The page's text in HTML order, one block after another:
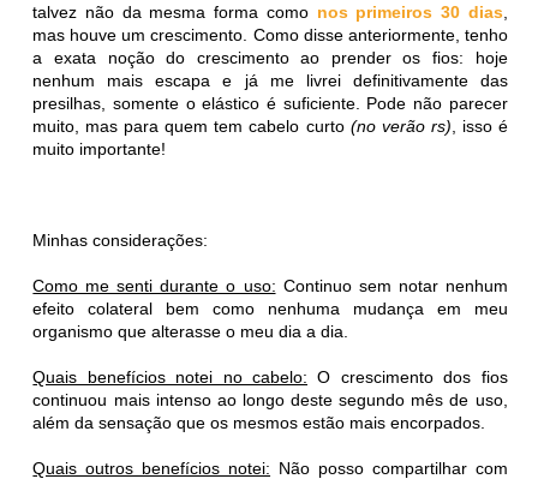
talvez não da mesma forma como nos primeiros 30 dias,
mas houve um crescimento. Como disse anteriormente, tenho
a exata noção do crescimento ao prender os fios: hoje
nenhum mais escapa e já me livrei definitivamente das
presilhas, somente o elástico é suficiente. Pode não parecer
muito, mas para quem tem cabelo curto (no verão rs) , isso é
muito importante!
Minhas considerações:
Como me senti durante o uso: Continuo sem notar nenhum
efeito colateral bem como nenhuma mudança em meu
organismo que alterasse o meu dia a dia.
Quais benefícios notei no cabelo: O crescimento dos fios
continuou mais intenso ao longo deste segundo mês de uso,
além da sensação que os mesmos estão mais encorpados.
Quais outros benefícios notei: Não posso compartilhar com